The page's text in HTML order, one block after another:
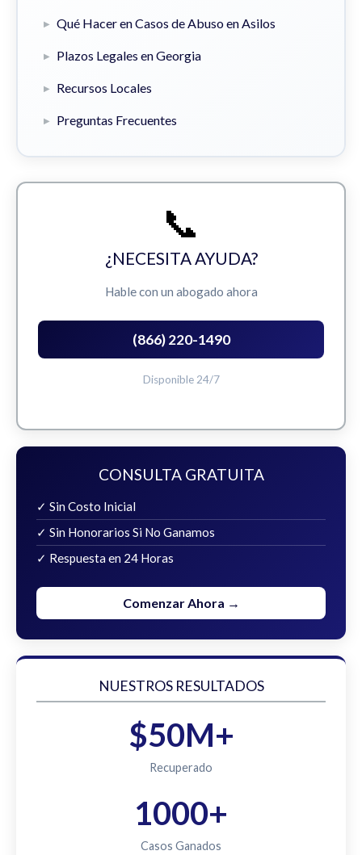
Qué Hacer en Casos de Abuso en Asilos
Plazos Legales en Georgia
Recursos Locales
Preguntas Frecuentes
📞
¿NECESITA AYUDA?
Hable con un abogado ahora
(866) 220-1490
Disponible 24/7
CONSULTA GRATUITA
✓ Sin Costo Inicial
✓ Sin Honorarios Si No Ganamos
✓ Respuesta en 24 Horas
Comenzar Ahora →
NUESTROS RESULTADOS
$50M+
Recuperado
1000+
Casos Ganados